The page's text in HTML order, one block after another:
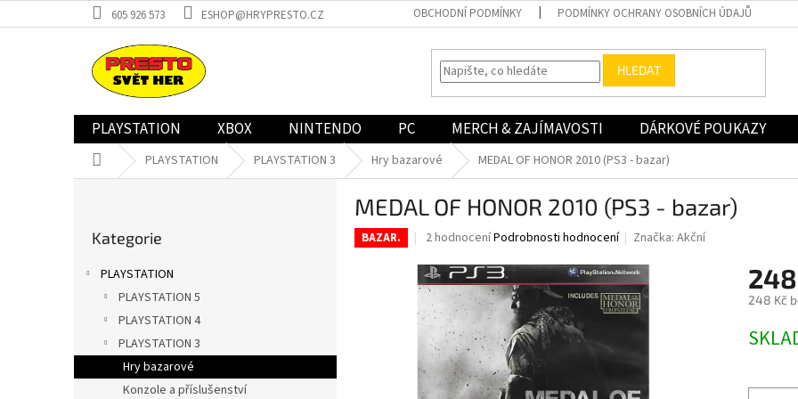
na
605 926 573 ESHOP@HRYPRESTO.CZ OBCHODNÍ PODMÍNKY PODMÍNKY OCHRANY OSOBNÍCH ÚDAJŮ
HLEDAT
PLAYSTATION XBOX NINTENDO PC MERCH & ZAJÍMAVOSTI DÁRKOVÉ POUKAZY
Domů PLAYSTATION PLAYSTATION 3 Hry bazarové MEDAL OF HONOR 2010 (PS3 - bazar)
a
kategorie
Kategorie
PLAYSTATION
PLAYSTATION 5
PLAYSTATION 4
PLAYSTATION 3
Hry bazarové
Konzole a příslušenství
MEDAL OF HONOR 2010 (PS3 - bazar)
BAZAR.
Průměrné
produktu
je
4,0
z
hvězdiček.
2 hodnoceníPodrobnosti hodnocení Značka:Akční
248 Kč
cena: